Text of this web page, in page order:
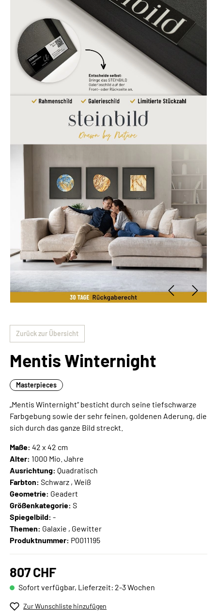
Zurück zur Übersicht
Mentis Winternight
Masterpieces
„Mentis Winternight“ besticht durch seine tiefschwarze
Farbgebung sowie der sehr feinen, goldenen Aderung, die
sich durch das ganze Bild streckt.
Maße: 42 x 42 cm
Alter: 1000 Mio. Jahre
Ausrichtung: Quadratisch
Farbton: Schwarz , Weiß
Geometrie: Geadert
Größenkategorie: S
Spiegelbild: -
Themen: Galaxie , Gewitter
Produktnummer: P0011195
807 CHF
Sofort verfügbar, Lieferzeit: 2-3 Wochen
Zur Wunschliste hinzufügen